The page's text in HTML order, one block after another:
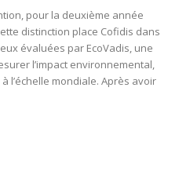
pour la deuxième année
distinction place Cofidis dans
évaluées par EcoVadis, une
l’impact environnemental,
l’échelle mondiale. Après avoir